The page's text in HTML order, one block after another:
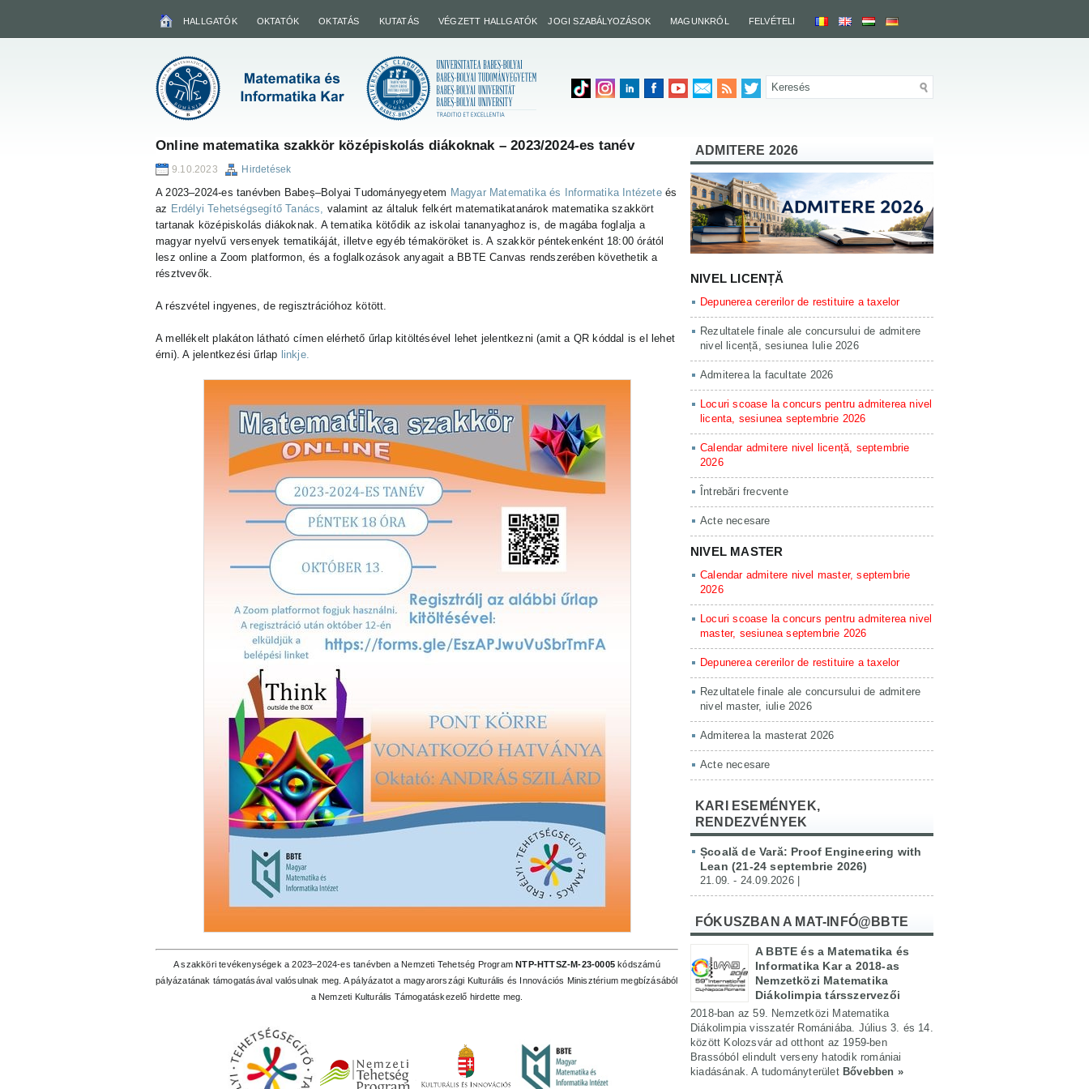
HALLGATÓK OKTATÓK OKTATÁS KUTATÁS VÉGZETT HALLGATÓK JOGI SZABÁLYOZÁSOK MAGUNKRÓL FELVÉTELI
Online matematika szakkör középiskolás diákoknak – 2023/2024-es tanév
9.10.2023 Hirdetések
A 2023–2024-es tanévben Babeș–Bolyai Tudományegyetem Magyar Matematika és Informatika Intézeteés
az Erdélyi Tehetségsegítő Tanács, valamint az általuk felkért matematikatanárok matematika szakkört
tartanak középiskolás diákoknak. A tematika kötődik az iskolai tananyaghoz is, de magába foglalja a
magyar nyelvű versenyek tematikáját, illetve egyéb témaköröket is. A szakkör péntekenként 18:00 órától
lesz online a Zoom platformon, és a foglalkozások anyagait a BBTE Canvas rendszerében követhetik a
résztvevők.
A részvétel ingyenes, de regisztrációhoz kötött.
A mellékelt plakáton látható címen elérhető űrlap kitöltésével lehet jelentkezni (amit a QR kóddal is el lehet
érni). A jelentkezési űrlap linkje.
A szakköri tevékenységek a 2023–2024-es tanévben a Nemzeti Tehetség ProgramNTP-HTTSZ-M-23-0005 kódszámú
pályázatának támogatásával valósulnak meg. A pályázatot a magyarországi Kulturális és Innovációs Minisztérium megbízásából
a Nemzeti Kulturális Támogatáskezelő hirdette meg.
ADMITERE 2026
NIVEL LICENȚĂ
Depunerea cererilor de restituire a taxelor
Rezultatele finale ale concursului de admitere
nivel licență, sesiunea Iulie 2026
Admiterea la facultate 2026
Locuri scoase la concurs pentru admiterea nivel
licenta, sesiunea septembrie 2026
Calendar admitere nivel licență, septembrie
2026
Întrebări frecvente
Acte necesare
NIVEL MASTER
Calendar admitere nivel master, septembrie
2026
Locuri scoase la concurs pentru admiterea nivel
master, sesiunea septembrie 2026
Depunerea cererilor de restituire a taxelor
Rezultatele finale ale concursului de admitere
nivel master, iulie 2026
Admiterea la masterat 2026
Acte necesare
KARI ESEMÉNYEK,
RENDEZVÉNYEK
Școală de Vară: Proof Engineering with
Lean (21-24 septembrie 2026)
21.09. - 24.09.2026 |
FÓKUSZBAN A MAT-INFÓ@BBTE
A BBTE és a Matematika és
Informatika Kar a 2018-as
Nemzetközi Matematika
Diákolimpia társszervezői
2018-ban az 59. Nemzetközi Matematika
Diákolimpia visszatér Romániába. Július 3. és 14.
között Kolozsvár ad otthont az 1959-ben
Brassóból elindult verseny hatodik romániai
kiadásának. A tudományterület Bővebben »